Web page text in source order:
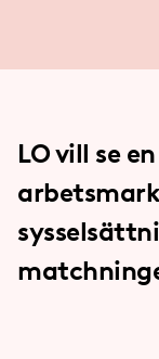
LO vill se